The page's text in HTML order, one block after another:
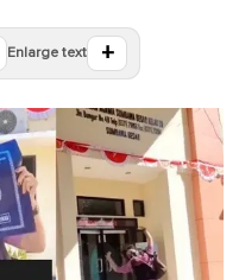
Enlarge text +